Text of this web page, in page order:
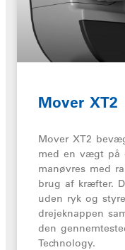
Mover XT2
Mover XT2
med en vægt på
manøvres med
brug af kræfter.
uden ryk og
drejeknappen
den
Technology.